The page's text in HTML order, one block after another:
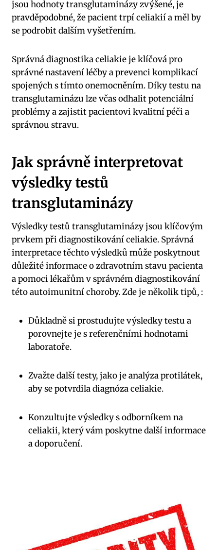
jsou hodnoty transglutaminázy zvýšené, je
pravděpodobné, že pacient trpí celiakií a měl by
se podrobit dalším vyšetřením.
Správná diagnostika celiakie je klíčová pro
správné nastavení léčby a prevenci komplikací
spojených s tímto onemocněním. Díky testu na
transglutaminázu lze včas odhalit potenciální
problémy a zajistit pacientovi kvalitní péči a
správnou stravu.
Jak správně interpretovat
výsledky testů
transglutaminázy
Výsledky testů transglutaminázy jsou klíčovým
prvkem při diagnostikování celiakie. Správná
interpretace těchto výsledků může poskytnout
důležité informace o zdravotním stavu pacienta
a pomoci lékařům v správném diagnostikování
této autoimunitní choroby. Zde je několik tipů, :
Důkladně si prostudujte výsledky testu a
porovnejte je s referenčními hodnotami
laboratoře.
Zvažte další testy, jako je analýza protilátek,
aby se potvrdila diagnóza celiakie.
Konzultujte výsledky s odborníkem na
celiakii, který vám poskytne další informace
a doporučení.